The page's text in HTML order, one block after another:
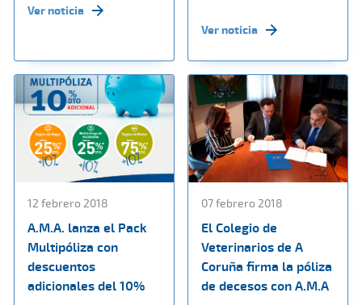
Ver noticia
Ver noticia
12 febrero 2018
A.M.A. lanza el Pack
Multipóliza con
descuentos
adicionales del 10%
07 febrero 2018
El Colegio de
Veterinarios de A
Coruña firma la póliza
de decesos con A.M.A